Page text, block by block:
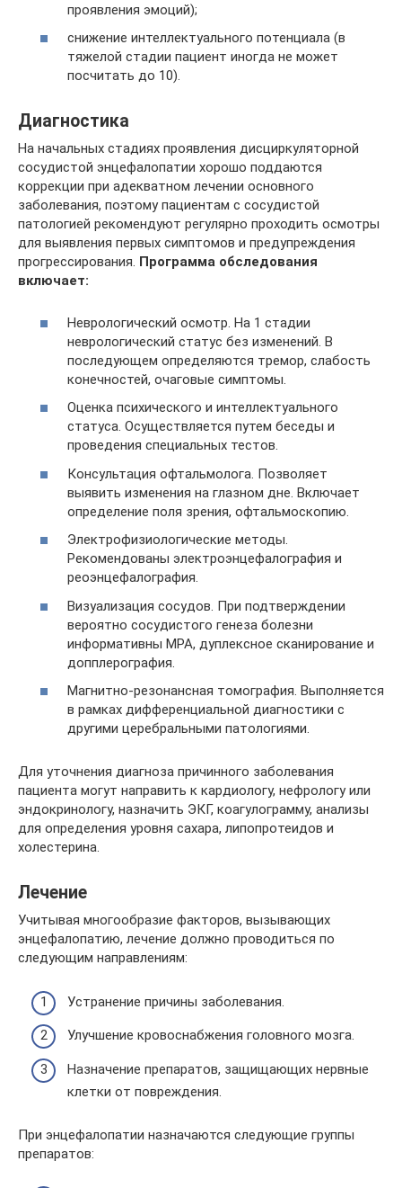
проявления эмоций);
снижение интеллектуального потенциала (в
тяжелой стадии пациент иногда не может
посчитать до 10).
Диагностика
На начальных стадиях проявления дисциркуляторной
сосудистой энцефалопатии хорошо поддаются
коррекции при адекватном лечении основного
заболевания, поэтому пациентам с сосудистой
патологией рекомендуют регулярно проходить осмотры
для выявления первых симптомов и предупреждения
прогрессирования. Программа обследования
включает:
Неврологический осмотр. На 1 стадии
неврологический статус без изменений. В
последующем определяются тремор, слабость
конечностей, очаговые симптомы.
Оценка психического и интеллектуального
статуса. Осуществляется путем беседы и
проведения специальных тестов.
Консультация офтальмолога. Позволяет
выявить изменения на глазном дне. Включает
определение поля зрения, офтальмоскопию.
Электрофизиологические методы.
Рекомендованы электроэнцефалография и
реоэнцефалография.
Визуализация сосудов. При подтверждении
вероятно сосудистого генеза болезни
информативны МРА, дуплексное сканирование и
допплерография.
Магнитно-резонансная томография. Выполняется
в рамках дифференциальной диагностики с
другими церебральными патологиями.
Для уточнения диагноза причинного заболевания
пациента могут направить к кардиологу, нефрологу или
эндокринологу, назначить ЭКГ, коагулограмму, анализы
для определения уровня сахара, липопротеидов и
холестерина.
Лечение
Учитывая многообразие факторов, вызывающих
энцефалопатию, лечение должно проводиться по
следующим направлениям:
Устранение причины заболевания.
Улучшение кровоснабжения головного мозга.
Назначение препаратов, защищающих нервные
клетки от повреждения.
При энцефалопатии назначаются следующие группы
препаратов: